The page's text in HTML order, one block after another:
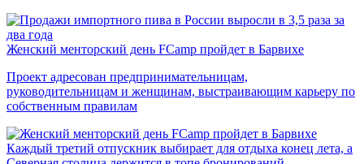
Женский менторский день FCamp пройдет в Барвихе
Проект адресован предпринимательницам,
руководительницам и женщинам, выстраивающим карьеру по
собственным правилам
Каждый третий отпускник выбирает для отдыха конец лета, а